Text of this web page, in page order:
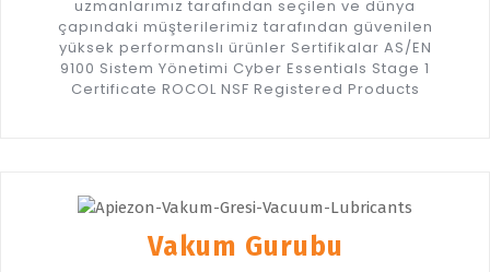
uzmanlarımız tarafından seçilen ve dünya
çapındaki müşterilerimiz tarafından güvenilen
yüksek performanslı ürünler Sertifikalar AS/EN
9100 Sistem Yönetimi Cyber Essentials Stage 1
Certificate ROCOL NSF Registered Products
Vakum Gurubu